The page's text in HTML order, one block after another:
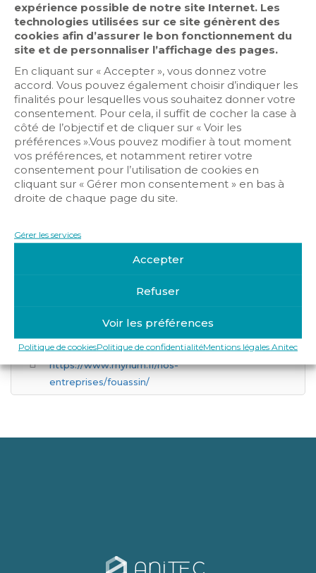
expérience possible de notre site Internet. Les
technologies utilisées sur ce site génèrent des
cookies afin d’assurer le bon fonctionnement du
site et de personnaliser l’affichage des pages.
En cliquant sur « Accepter », vous donnez votre
accord. Vous pouvez également choisir d’indiquer les
finalités pour lesquelles vous souhaitez donner votre
consentement. Pour cela, il suffit de cocher la case à
côté de l’objectif et de cliquer sur « Voir les
préférences ».Vous pouvez modifier à tout moment
vos préférences, et notamment retirer votre
consentement pour l’utilisation de cookies en
cliquant sur « Gérer mon consentement » en bas à
droite de chaque page du site.
Gérer les services
Accepter
Refuser
Voir les préférences
Politique de cookiesPolitique de confidentialitéMentions légales Anitec
Audiovisuel
Contrôle d’accès
Détection intrusion
Sécurité incendie
Vidéosurveillance
2 Rue Nicéphore Niépce, 91420 Morangis
https://www.myrium.fr/nos-
entreprises/fouassin/